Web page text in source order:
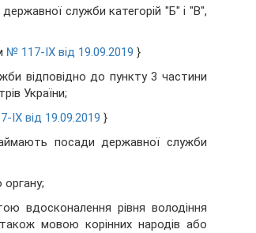
служби категорій "Б" і "В",
№ 117-IX від 19.09.2019 }
відповідно до пункту 3 частини
України;
IX від 19.09.2019 }
посади державної служби
вдосконалення рівня володіння
мовою корінних народів або